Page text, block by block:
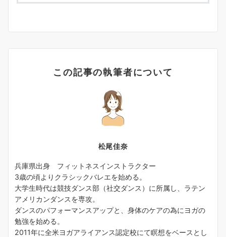
この記事の執筆者について
松尾佳奈
兵庫県出身 フィットネスインストラクター
3歳の頃よりクラシックバレエを始める。
大学生時代は競技ダンス部（社交ダンス）に所属し、ラテン
アメリカンダンスを専攻。
ダンスのパフォーマンスアップと、身体のケアの為にヨガの
勉強を始める。
2011年に全米ヨガアライアンス認定校にて瞑想をベースとし